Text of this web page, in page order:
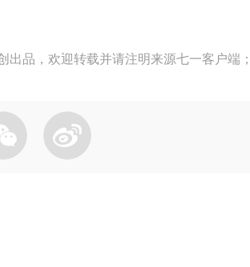
品，欢迎转载并请注明来源七一客户端